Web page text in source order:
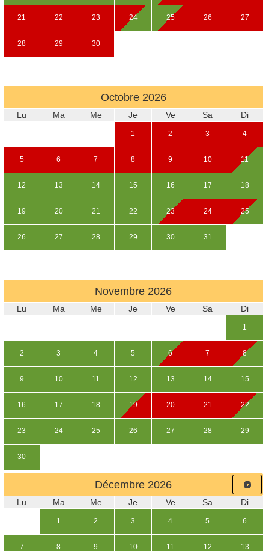
21 22 23 24 25 26 27
28 29 30
Octobre 2026
Lu Ma Me Je Ve Sa Di
1 2 3 4
5 6 7 8 9 10 11
12 13 14 15 16 17 18
19 20 21 22 23 24 25
26 27 28 29 30 31
Novembre 2026
Lu Ma Me Je Ve Sa Di
1
2 3 4 5 6 7 8
9 10 11 12 13 14 15
16 17 18 19 20 21 22
23 24 25 26 27 28 29
30
Décembre 2026
Lu Ma Me Je Ve Sa Di
1 2 3 4 5 6
7 8 9 10 11 12 13